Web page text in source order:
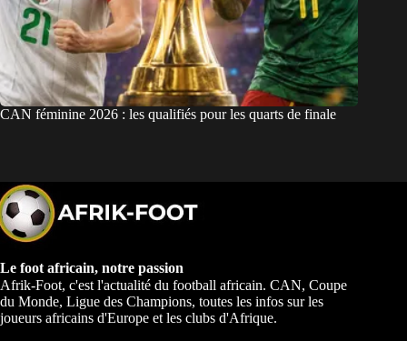
CAN féminine 2026 : les qualifiés pour les quarts de finale
Le foot africain, notre passion
Afrik-Foot, c'est l'actualité du football africain. CAN, Coupe
du Monde, Ligue des Champions, toutes les infos sur les
joueurs africains d'Europe et les clubs d'Afrique.